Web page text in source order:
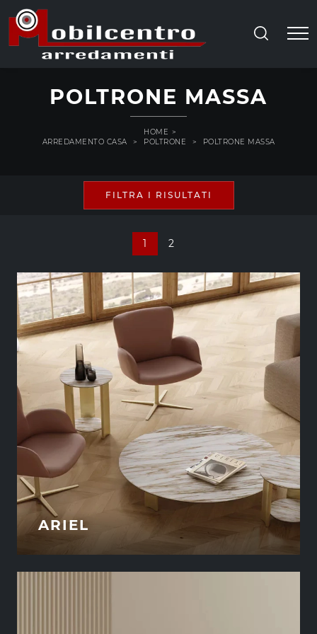
POLTRONE MASSA
HOME >
ARREDAMENTO CASA
> POLTRONE > POLTRONE MASSA
FILTRA I RISULTATI
1 2
ARIEL